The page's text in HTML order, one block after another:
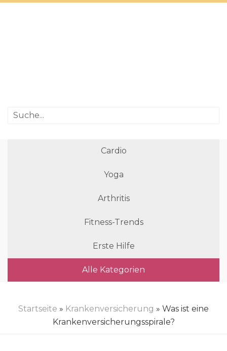
Cardio
Yoga
Arthritis
Fitness-Trends
Erste Hilfe
Alle Kategorien
Startseite » Krankenversicherung » Was ist eine
Krankenversicherungsspirale?